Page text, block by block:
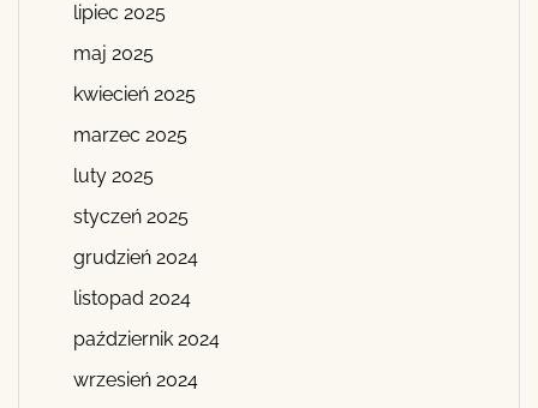
lipiec 2025
maj 2025
kwiecień 2025
marzec 2025
luty 2025
styczeń 2025
grudzień 2024
listopad 2024
październik 2024
wrzesień 2024